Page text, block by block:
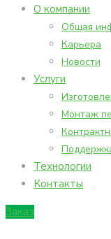
О компании
Общая
Карьера
Новости
Услуги
Монтаж
Технологии
Контакты
Заказ